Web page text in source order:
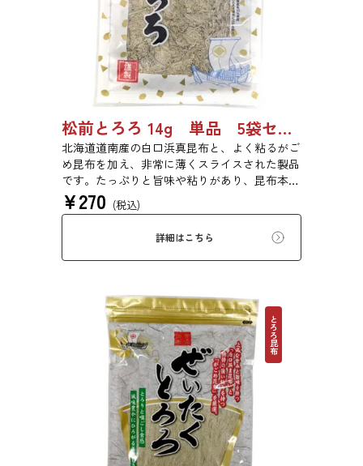
松前とろろ 14g 単品 5袋セット 20袋セット 3443
北海道道南産の白口浜真昆布と、よく粘るがご
め昆布を加え、非常に薄くスライスされた製品
です。たっぷりと旨味や粘りがあり、昆布本来
の風味を存分にご賞味いただけます。現代の食
生活にぜひ一日一度、お好みの量をお召し上が
¥270 (税込)
詳細はこちら
とろろ昆布